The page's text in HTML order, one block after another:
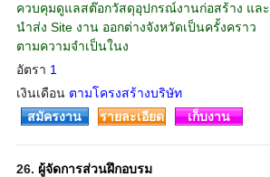
ควบคุมดูแลสต๊อกวัสดุอุปกรณ์งานก่อสร้าง และ
นำส่ง Site งาน ออกต่างจังหวัดเป็นครั้งคราว
ตามความจำเป็นในง
อัตรา 1
เงินเดือน ตามโครงสร้างบริษัท
สมัครงาน
รายละเอียด เก็บงาน
26. ผู้จัดการส่วนฝึกอบรม